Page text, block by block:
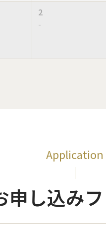
2
-
Application
申し込み